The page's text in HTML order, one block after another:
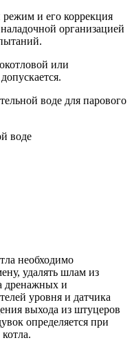
и его коррекция
организацией
или
воде для парового
воде
необходимо
удалять шлам из
дренажных и
уровня и датчика
выхода из штуцеров
определяется при